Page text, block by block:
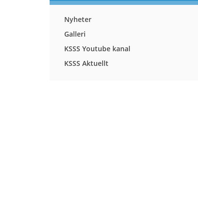
Nyheter
Galleri
KSSS Youtube kanal
KSSS Aktuellt